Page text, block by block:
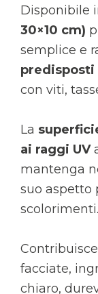
Disponibile
30×10 cm)
semplice e
predisposti
con viti,
La
ai raggi UV
mantenga
suo aspetto
scolorimenti.
facciate,
chiaro,